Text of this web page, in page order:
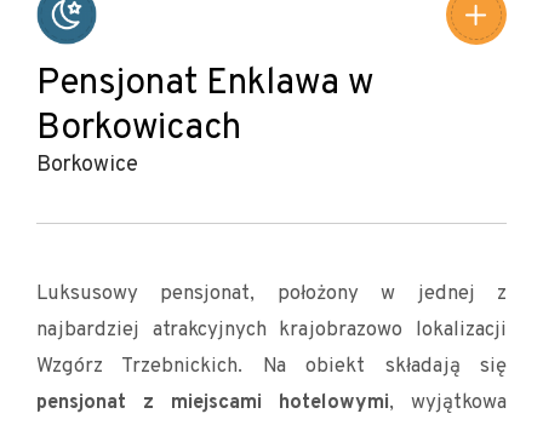
Pensjonat Enklawa w
Borkowicach
Borkowice
Luksusowy pensjonat, położony w jednej z
najbardziej atrakcyjnych krajobrazowo lokalizacji
Wzgórz Trzebnickich. Na obiekt składają się
pensjonat z miejscami hotelowymi, wyjątkowa